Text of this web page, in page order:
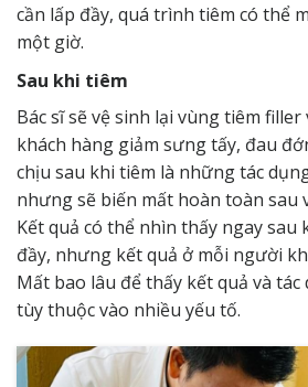
cần lấp đầy, quá trình tiêm có thể
một giờ.
Sau khi tiêm
Bác sĩ sẽ vệ sinh lại vùng tiêm
khách hàng giảm sưng tấy, đau
chịu sau khi tiêm là những tác
nhưng sẽ biến mất hoàn toàn sau
Kết quả có thể nhìn thấy ngay sau
đầy, nhưng kết quả ở mỗi người
Mất bao lâu để thấy kết quả và
tùy thuộc vào nhiều yếu tố.